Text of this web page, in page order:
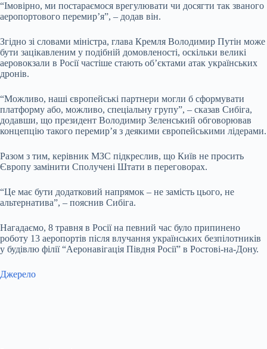
“Імовірно, ми постараємося врегулювати чи досягти так званого
аеропортового перемир’я”, – додав він.
Згідно зі словами міністра, глава Кремля Володимир Путін може
бути зацікавленим у подібній домовленості, оскільки великі
аеровокзали в Росії частіше стають об’єктами атак українських
дронів.
“Можливо, наші європейські партнери могли б сформувати
платформу або, можливо, спеціальну групу”, – сказав Сибіга,
додавши, що президент Володимир Зеленський обговорював
концепцію такого перемир’я з деякими європейськими лідерами.
Разом з тим, керівник МЗС підкреслив, що Київ не просить
Європу замінити Сполучені Штати в переговорах.
“Це має бути додатковий напрямок – не замість цього, не
альтернатива”, – пояснив Сибіга.
Нагадаємо, 8 травня в Росії на певний час було припинено
роботу 13 аеропортів після влучання українських безпілотників
у будівлю філії “Аеронавігація Півдня Росії” в Ростові-на-Дону.
Джерело